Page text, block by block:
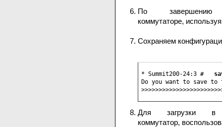
По завершению
коммутаторе,
Сохраняем
* Summit200-24:3 #
Do you want to save to
Для загрузки в
коммутатор,